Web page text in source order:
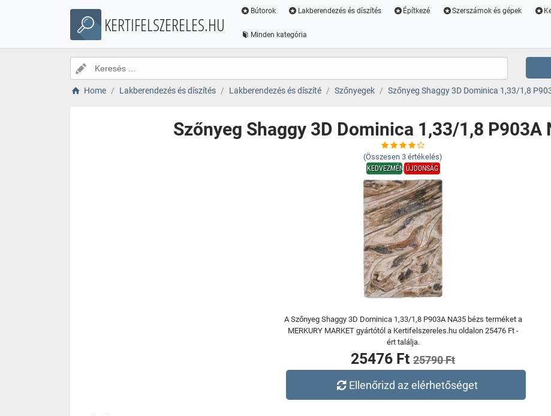
KERTIFELSZERELES.HU
Bútorok Lakberendezés és díszítés Építkezé Szerszámok és gépek
Minden kategória
Home Lakberendezés és díszítés Lakberendezés és díszíté Szőnyegek Szőnyeg Shaggy 3D Dominica 1,33/1,8
Szőnyeg Shaggy 3D Dominica 1,33/1,8 P903A
(Összesen 3 értékelés)
KEDVEZMÉNYÚJDONSÁG
A Szőnyeg Shaggy 3D Dominica 1,33/1,8 P903A NA35 bézs terméket a
MERKURY MARKET gyártótól a Kertifelszereles.hu oldalon 25476 Ft -
ért találja.
25476 Ft 25790 Ft
Ellenőrizd az elérhetőséget